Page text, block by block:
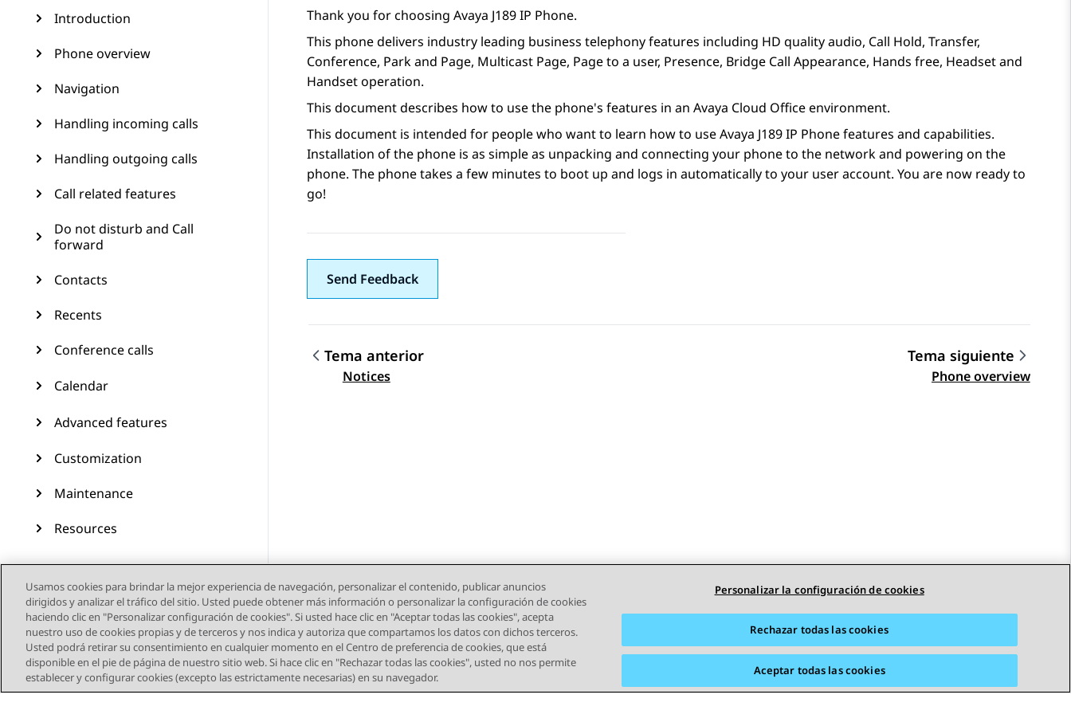
Introduction
Phone overview
Navigation
Handling incoming calls
Handling outgoing calls
Call related features
Do not disturb and Call
forward
Contacts
Recents
Conference calls
Calendar
Advanced features
Customization
Maintenance
Resources
Thank you for choosing Avaya J189IP Phone.
This phone delivers industry leading business telephony features including HD quality audio, Call Hold, Transfer,
Conference, Park and Page, Multicast Page, Page to a user, Presence, Bridge Call Appearance, Hands free, Headset and
Handset operation.
This document describes how to use the phone's features in an Avaya Cloud Officeenvironment.
This document is intended for people who want to learn how to useAvaya J189IP Phonefeatures and capabilities.
Installation of the phone is as simple as unpacking and connecting your phone to the network and powering on the
phone. The phone takes a few minutes to boot up and logs in automatically to your user account. You are now ready to
go!
Send Feedback
Navegación de tema
Tema anterior
Notices
Tema siguiente
Phone overview
STAY CONNECTED
Usamos cookies para brindar la mejor experiencia de navegación, personalizar el contenido, publicar anuncios
dirigidos y analizar el tráfico del sitio. Usted puede obtener más información o personalizar la configuración de cookies
haciendo clic en "Personalizar configuración de cookies". Si usted hace clic en "Aceptar todas las cookies", acepta
nuestro uso de cookies propias y de terceros y nos indica y autoriza que compartamos los datos con dichos terceros.
Usted podrá retirar su consentimiento en cualquier momento en el Centro de preferencia de cookies, que está
disponible en el pie de página de nuestro sitio web. Si hace clic en "Rechazar todas las cookies", usted no nos permite
establecer y configurar cookies (excepto las estrictamente necesarias) en su navegador.
Personalizar la configuración de cookies
Rechazar todas las cookies
Aceptar todas las cookies